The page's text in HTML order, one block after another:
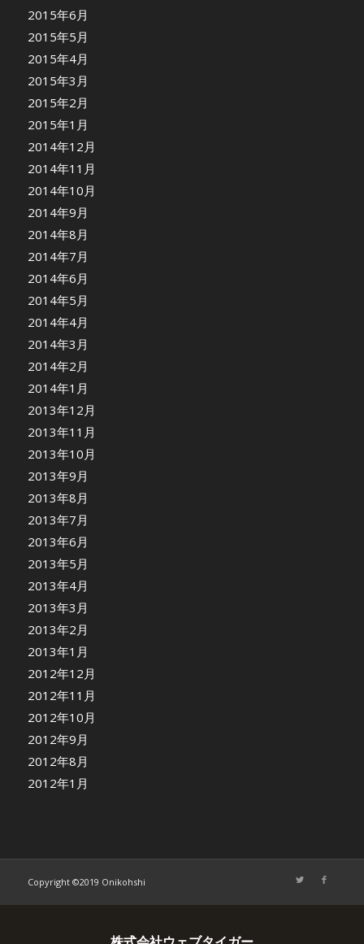
2015年6月
2015年5月
2015年4月
2015年3月
2015年2月
2015年1月
2014年12月
2014年11月
2014年10月
2014年9月
2014年8月
2014年7月
2014年6月
2014年5月
2014年4月
2014年3月
2014年2月
2014年1月
2013年12月
2013年11月
2013年10月
2013年9月
2013年8月
2013年7月
2013年6月
2013年5月
2013年4月
2013年3月
2013年2月
2013年1月
2012年12月
2012年11月
2012年10月
2012年9月
2012年8月
2012年1月
Copyright ©2019 Onikohshi